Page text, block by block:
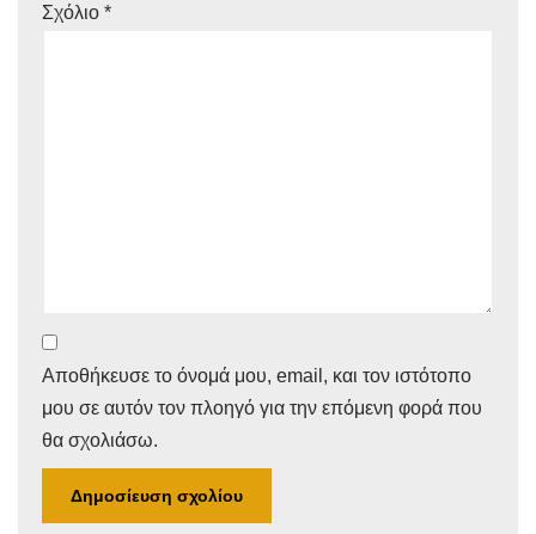
Σχόλιο *
Αποθήκευσε το όνομά μου, email, και τον ιστότοπο
μου σε αυτόν τον πλοηγό για την επόμενη φορά που
θα σχολιάσω.